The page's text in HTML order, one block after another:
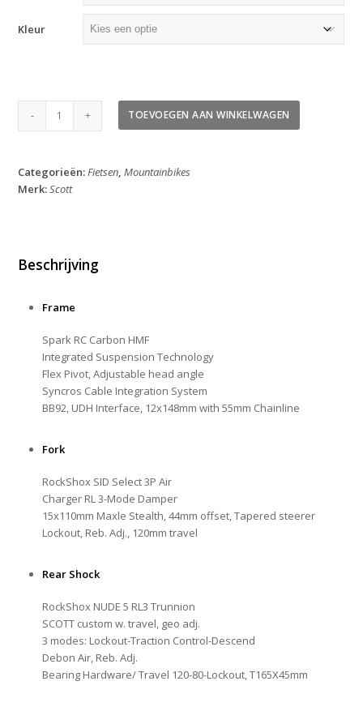
Kleur
Scott
Issue
2026
TOEVOEGEN AAN WINKELWAGEN
Categorieën:Fietsen,Mountainbikes
Merk:Scott
Beschrijving
Frame
Spark RC Carbon HMF
Integrated Suspension Technology
Flex Pivot, Adjustable head angle
Syncros Cable Integration System
BB92, UDH Interface, 12x148mm with 55mm Chainline
Fork
RockShox SID Select 3P Air
Charger RL 3-Mode Damper
15x110mm Maxle Stealth, 44mm offset, Tapered steerer
Lockout, Reb. Adj., 120mm travel
Rear Shock
RockShox NUDE 5 RL3 Trunnion
SCOTT custom w. travel, geo adj.
3 modes: Lockout-Traction Control-Descend
Debon Air, Reb. Adj.
Bearing Hardware/ Travel 120-80-Lockout, T165X45mm